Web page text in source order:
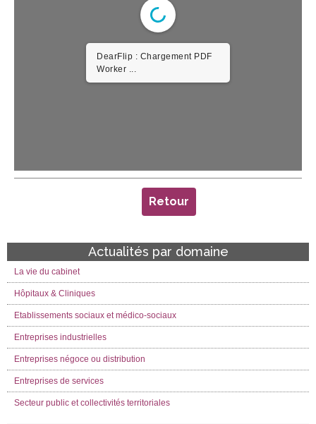
DearFlip : Chargement PDF
Worker ...
Retour
Actualités par domaine
La vie du cabinet
Hôpitaux & Cliniques
Etablissements sociaux et médico-sociaux
Entreprises industrielles
Entreprises négoce ou distribution
Entreprises de services
Secteur public et collectivités territoriales